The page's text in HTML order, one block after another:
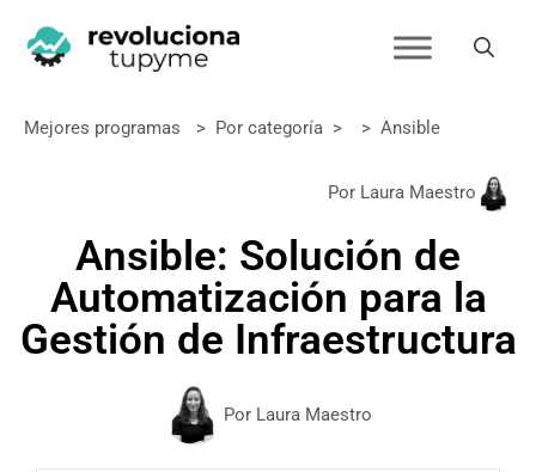
Mejores programas > Por categoría > > Ansible
Por Laura Maestro
Ansible: Solución de
Automatización para la
Gestión de Infraestructura
Por Laura Maestro